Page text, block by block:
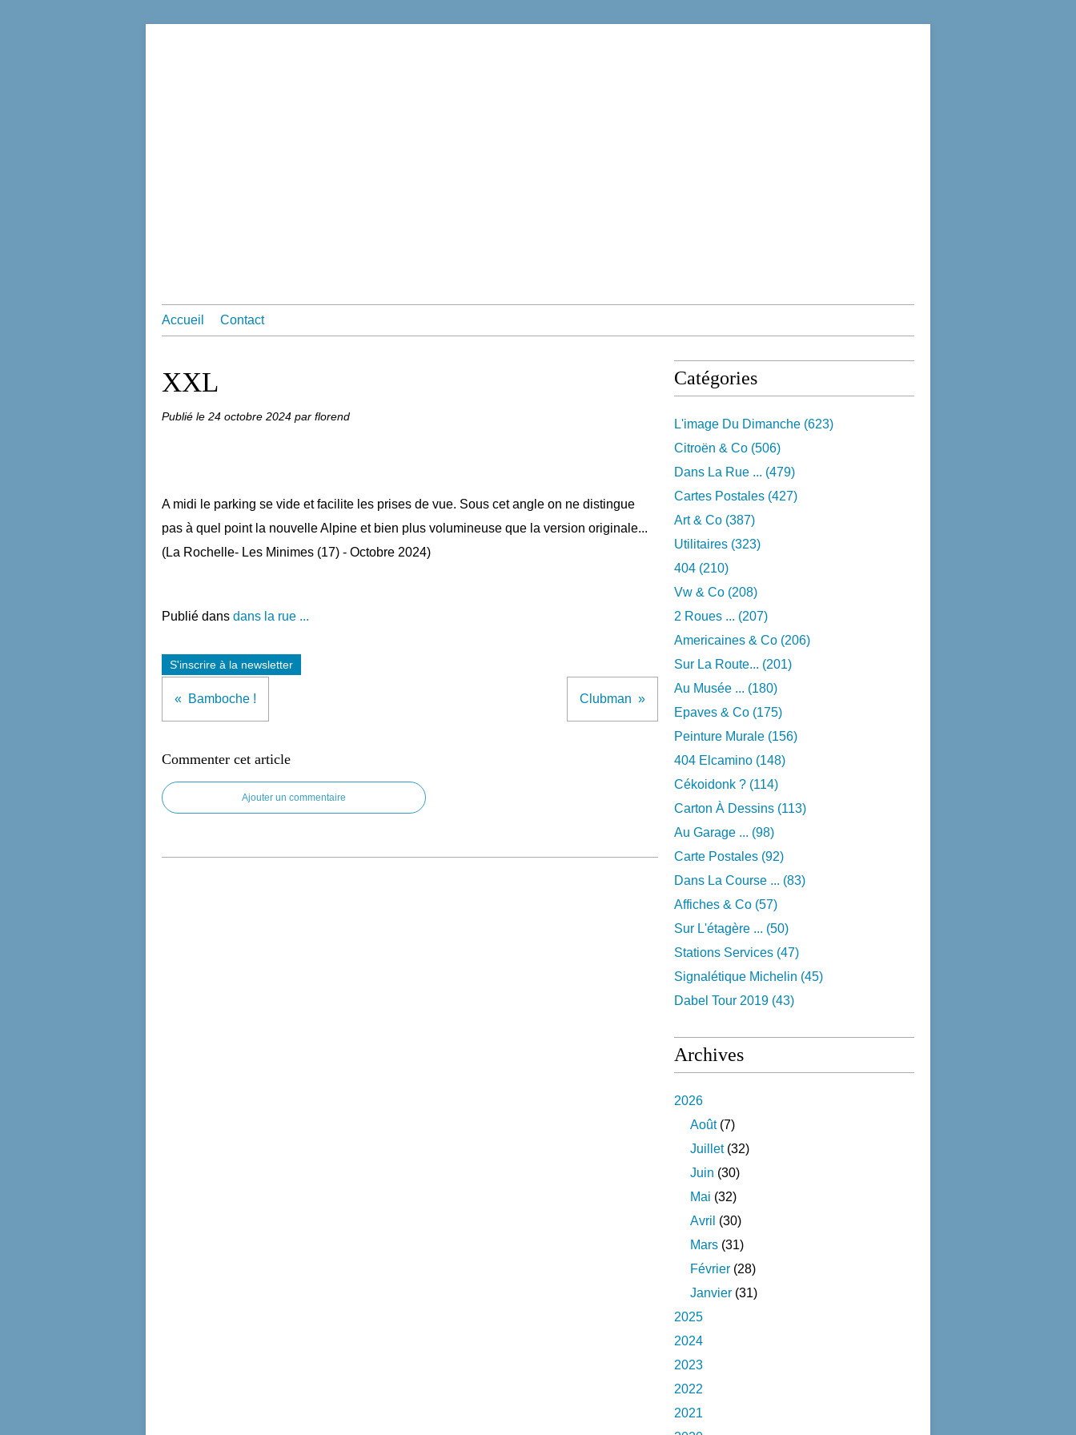
Accueil Contact
XXL
Publié le 24 octobre 2024 par florend
A midi le parking se vide et facilite les prises de vue. Sous cet angle on ne distingue
pas à quel point la nouvelle Alpine et bien plus volumineuse que la version originale...
(La Rochelle- Les Minimes (17) - Octobre 2024)
Publié dans dans la rue ...
S'inscrire à la newsletter
Bamboche ! Clubman
Commenter cet article
Ajouter un commentaire
Catégories
L'image Du Dimanche (623)
Citroën & Co (506)
Dans La Rue ... (479)
Cartes Postales (427)
Art & Co (387)
Utilitaires (323)
404 (210)
Vw & Co (208)
2 Roues ... (207)
Americaines & Co (206)
Sur La Route... (201)
Au Musée ... (180)
Epaves & Co (175)
Peinture Murale (156)
404 Elcamino (148)
Cékoidonk ? (114)
Carton À Dessins (113)
Au Garage ... (98)
Carte Postales (92)
Dans La Course ... (83)
Affiches & Co (57)
Sur L'étagère ... (50)
Stations Services (47)
Signalétique Michelin (45)
Dabel Tour 2019 (43)
Archives
2026
Août(7)
Juillet(32)
Juin (30)
Mai (32)
Avril (30)
Mars (31)
Février (28)
Janvier (31)
2025
2024
2023
2022
2021